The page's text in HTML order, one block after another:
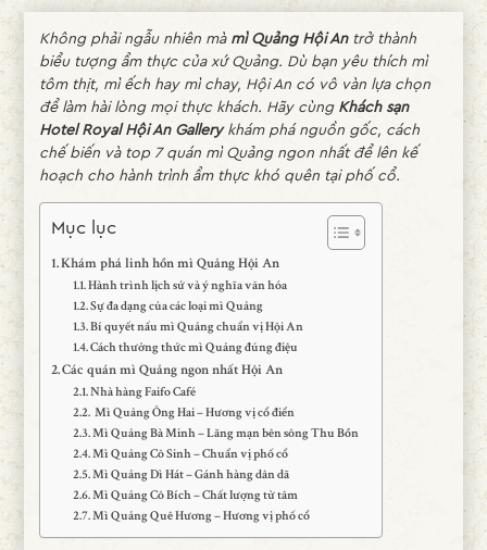
Không phải ngẫu nhiên mà mì Quảng Hội Antrở thành
biểu tượng ẩm thực của xứ Quảng. Dù bạn yêu thích mì
tôm thịt, mì ếch hay mì chay, Hội An có vô vàn lựa chọn
để làm hài lòng mọi thực khách. Hãy cùng Khách sạn
Hotel Royal Hội An Gallerykhám phá nguồn gốc, cách
chế biến và top 7 quán mì Quảng ngon nhất để lên kế
hoạch cho hành trình ẩm thực khó quên tại phố cổ.
Mục lục
Khám phá linh hồn mì Quảng Hội An
Hành trình lịch sử và ý nghĩa văn hóa
Sự đa dạng của các loại mì Quảng
Bí quyết nấu mì Quảng chuẩn vị Hội An
Cách thưởng thức mì Quảng đúng điệu
Các quán mì Quảng ngon nhất Hội An
Nhà hàng Faifo Café
Mì Quảng Ông Hai – Hương vị cổ điển
Mì Quảng Bà Minh – Lãng mạn bên sông Thu Bồn
Mì Quảng Cô Sinh – Chuẩn vị phố cổ
Mì Quảng Dì Hát – Gánh hàng dân dã
Mì Quảng Cô Bích – Chất lượng từ tâm
Mì Quảng Quê Hương – Hương vị phố cổ